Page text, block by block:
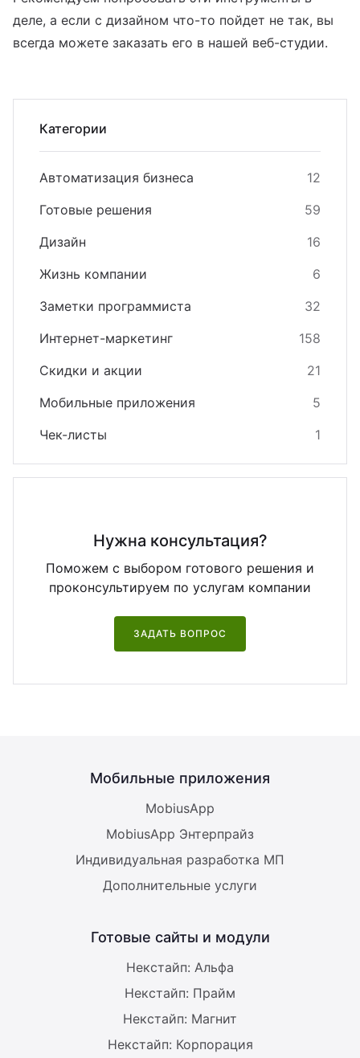
деле, а если с дизайном что-то пойдет не так, вы
всегда можете заказать его в нашей веб-студии.
Категории
Автоматизация бизнеса
12
Готовые решения
59
Дизайн
16
Жизнь компании
6
Заметки программиста
32
Интернет-маркетинг
158
Скидки и акции
21
Мобильные приложения
5
Чек-листы
1
Нужна консультация?
Поможем с выбором готового решения и
проконсультируем по услугам компании
ЗАДАТЬ ВОПРОС
Мобильные приложения
MobiusApp
MobiusApp Энтерпрайз
Индивидуальная разработка МП
Дополнительные услуги
Готовые сайты и модули
Некстайп: Альфа
Некстайп: Прайм
Некстайп: Магнит
Некстайп: Корпорация